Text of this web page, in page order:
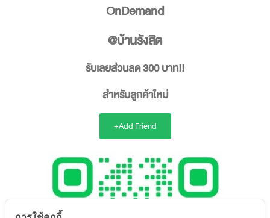
OnDemand
@บ้านรังสิต
รับเลยส่วนลด 300 บาท!!
สำหรับลูกค้าใหม่
+Add Friend